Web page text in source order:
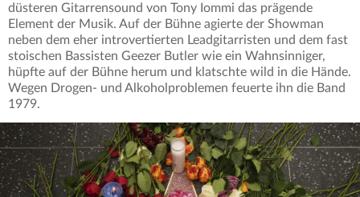
düsteren Gitarrensound von Tony Iommi das prägende
Element der Musik. Auf der Bühne agierte der Showman
neben dem eher introvertierten Leadgitarristen und dem fast
stoischen Bassisten Geezer Butler wie ein Wahnsinniger,
hüpfte auf der Bühne herum und klatschte wild in die Hände.
Wegen Drogen- und Alkoholproblemen feuerte ihn die Band
1979.